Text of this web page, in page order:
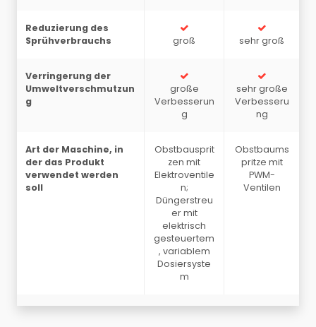
Reduzierung des
Sprühverbrauchs
groß sehr groß
Verringerung der
Umweltverschmutzun
g
große
Verbesserun
g
sehr große
Verbesseru
ng
Art der Maschine, in
der das Produkt
verwendet werden
soll
Obstbausprit
zen mit
Elektroventile
n;
Düngerstreu
er mit
elektrisch
gesteuertem
, variablem
Dosiersyste
m
Obstbaums
pritze mit
PWM-
Ventilen